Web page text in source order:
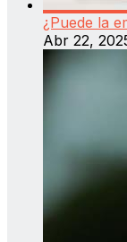
¿Puede la
Abr 22,